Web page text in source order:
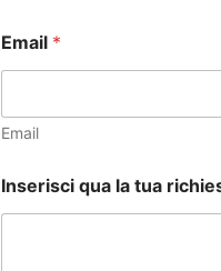
Email *
Email
Inserisci qua la tua